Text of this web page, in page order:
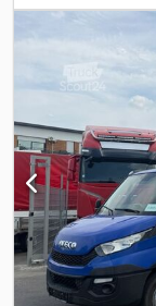
type d'engrenage:
Équipement: ABS,
programme
Antos 2443,
Euro 6 Pour toute
très bon *
13 500 kg * Poids
Crsdpfozqwx Nox
10 677 cm³ *
ESP * Blocage du
gauche * Prise de
adaptatif avec
maintien de voie